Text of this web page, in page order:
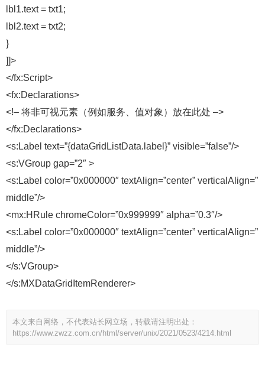
lbl1.text = txt1;
lbl2.text = txt2;
}
]]>
</fx:Script>
<fx:Declarations>
<!– 将非可视元素（例如服务、值对象）放在此处 –>
</fx:Declarations>
<s:Label text=”{dataGridListData.label}” visible=”false”/>
<s:VGroup gap=”2″ >
<s:Label color=”0x000000″ textAlign=”center” verticalAlign=”
middle”/>
<mx:HRule chromeColor=”0x999999″ alpha=”0.3″/>
<s:Label color=”0x000000″ textAlign=”center” verticalAlign=”
middle”/>
</s:VGroup>
</s:MXDataGridItemRenderer>
本文来自网络，不代表站长网立场，转载请注明出处：
https://www.zwzz.com.cn/html/server/unix/2021/0523/4214.html